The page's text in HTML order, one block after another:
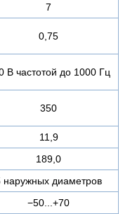
7
0,75
В частотой до 1000 Гц
350
11,9
189,0
наружных диаметров
−50...+70